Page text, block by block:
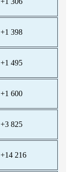
+1 398
+1 495
+1 600
+3 825
+14 216